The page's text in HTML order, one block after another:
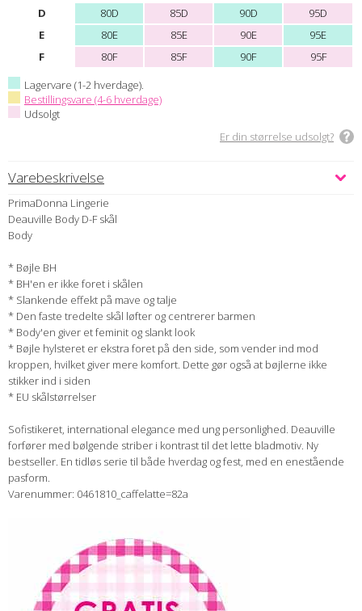
D
80D 85D 90D
95D
E
80E 85E 90E
95E
F
80F 85F 90F
95F
Lagervare (1-2 hverdage).
Bestillingsvare (4-6 hverdage)
Udsolgt
Er din størrelse udsolgt?
Varebeskrivelse
PrimaDonna Lingerie
Deauville Body D-F skål
Body
* Bøjle BH
* BH'en er ikke foret i skålen
* Slankende effekt på mave og talje
* Den faste tredelte skål løfter og centrerer barmen
* Body'en giver et feminit og slankt look
* Bøjle hylsteret er ekstra foret på den side, som vender ind mod
kroppen, hvilket giver mere komfort. Dette gør også at bøjlerne ikke
stikker ind i siden
* EU skålstørrelser
Sofistikeret, international elegance med ung personlighed. Deauville
forfører med bølgende striber i kontrast til det lette bladmotiv. Ny
bestseller. En tidløs serie til både hverdag og fest, med en enestående
pasform.
Varenummer: 0461810_caffelatte=82a